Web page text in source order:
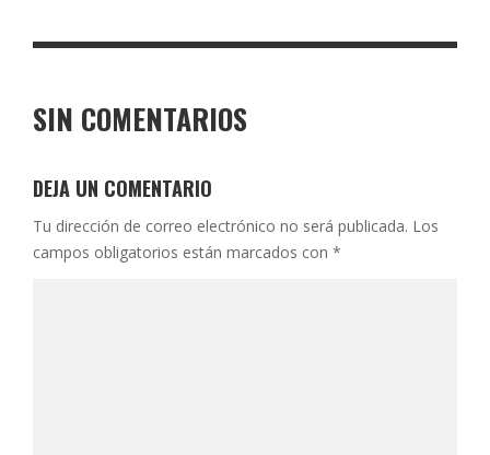
SIN COMENTARIOS
DEJA UN COMENTARIO
Tu dirección de correo electrónico no será publicada. Los
campos obligatorios están marcados con *